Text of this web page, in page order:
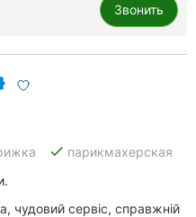
Звонить
done парикмахерская
чудовий сервіс, справжній